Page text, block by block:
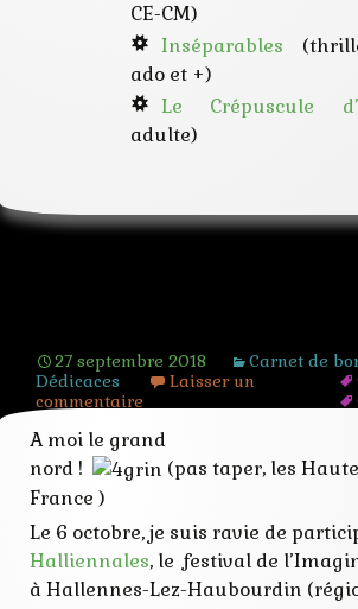
CE-CM)
Inséparables
ado et +)
Le Crépuscule
adulte)
27 septembre 2018 Carnet de
Dédicaces
Laisser un
commentaire
A moi le grand
nord !
(pas taper, les
France )
Le 6 octobre, je suis ravie de
Halliennales, le festival de
à Hallennes-Lez-Haubourdin